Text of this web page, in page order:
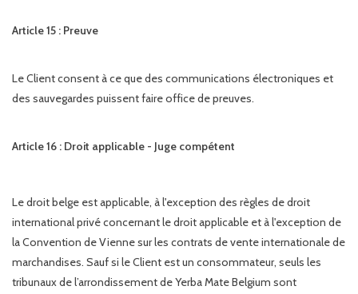
Article 15 : Preuve
Le Client consent à ce que des communications électroniques et
des sauvegardes puissent faire office de preuves.
Article 16 : Droit applicable - Juge compétent
Le droit belge est applicable, à l'exception des règles de droit
international privé concernant le droit applicable et à l'exception de
la Convention de Vienne sur les contrats de vente internationale de
marchandises. Sauf si le Client est un consommateur, seuls les
tribunaux de l’arrondissement de Yerba Mate Belgium sont